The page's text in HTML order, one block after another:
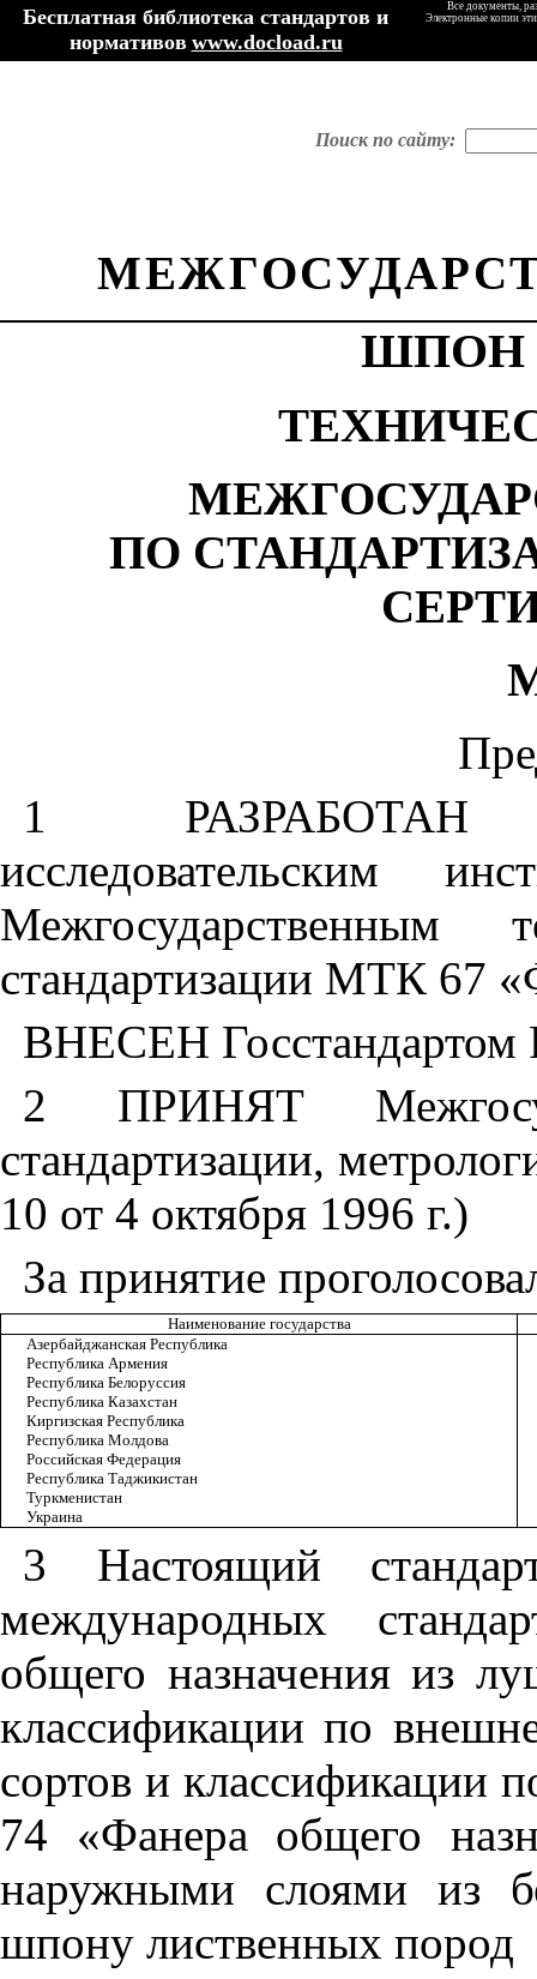
Бесплатная библиотека стандартов и
нормативов www.docload.ru
Все документы,
Электронные копии
Поиск по сайту:
ШПОН
ПО
1 РАЗРАБОТАН
исследовательским
Межгосударственным
стандартизации МТК 67
ВНЕСЕН Госстандартом
2 ПРИНЯТ
стандартизации,
10 от 4 октября 1996 г.)
За принятие
Наименование государства
Азербайджанская Республика
Республика Армения
Республика Белоруссия
Республика Казахстан
Киргизская Республика
Республика Молдова
Российская Федерация
Республика Таджикистан
Туркменистан
Украина
3 Настоящий
международных
общего назначения из
классификации по
сортов и классификации
74 «Фанера общего
наружными слоями из
шпону лиственных пород